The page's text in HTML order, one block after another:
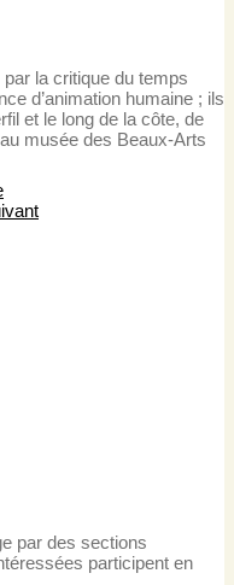
la critique du temps
d’animation humaine ; ils
et le long de la côte, de
musée des Beaux-Arts
par des sections
participent en